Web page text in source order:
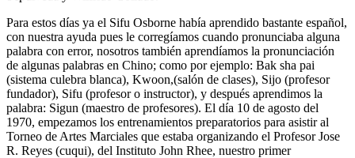
Para estos días ya el Sifu Osborne había aprendido bastante español,
con nuestra ayuda pues le corregíamos cuando pronunciaba alguna
palabra con error, nosotros también aprendíamos la pronunciación
de algunas palabras en Chino; como por ejemplo: Bak sha pai
(sistema culebra blanca), Kwoon,(salón de clases), Sijo (profesor
fundador), Sifu (profesor o instructor), y después aprendimos la
palabra: Sigun (maestro de profesores). El día 10 de agosto del
1970, empezamos los entrenamientos preparatorios para asistir al
Torneo de Artes Marciales que estaba organizando el Profesor Jose
R. Reyes (cuqui), del Instituto John Rhee, nuestro primer